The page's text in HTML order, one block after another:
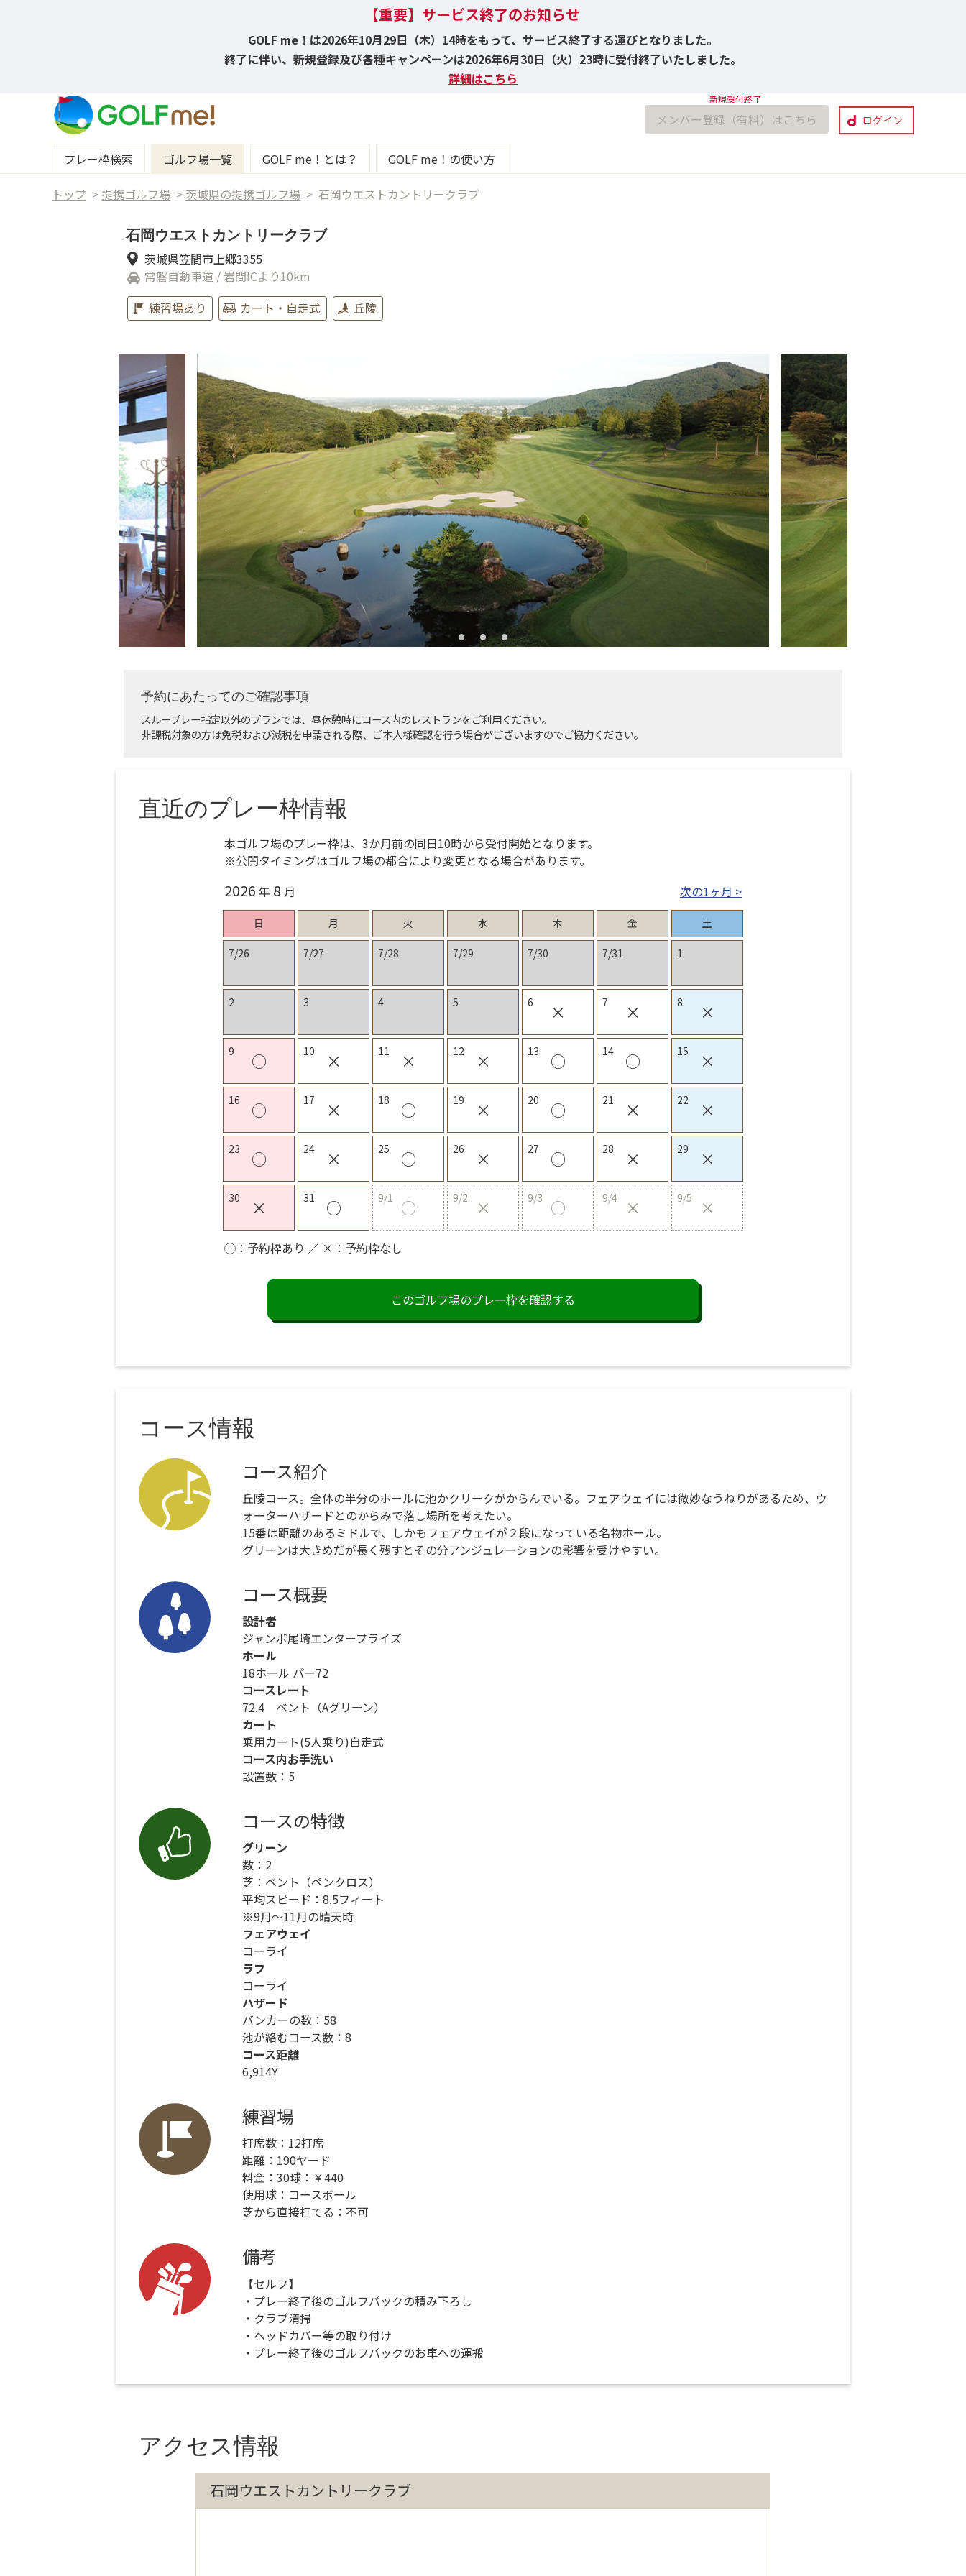
【重要】サービス終了のお知らせ
GOLF me！は2026年10月29日（木）14時をもって、サービス終了する運びとなりました。
終了に伴い、新規登録及び各種キャンペーンは2026年6月30日（火）23時に受付終了いたしました。
詳細はこちら
メンバー登録（有料）はこちら ログイン
プレー枠検索 ゴルフ場一覧 GOLF me！とは？ GOLF me！の使い方
トップ > 提携ゴルフ場 >茨城県の提携ゴルフ場 > 石岡ウエストカントリークラブ
石岡ウエストカントリークラブ
茨城県笠間市上郷3355
常磐自動車道 / 岩間ICより10km
練習場あり
カート・自走式 丘陵
予約にあたってのご確認事項
スループレー指定以外のプランでは、昼休憩時にコース内のレストランをご利用ください。
非課税対象の方は免税および減税を申請される際、ご本人様確認を行う場合がございますのでご協力ください。
直近のプレー枠情報
本ゴルフ場のプレー枠は、3か月前の同日10時から受付開始となります。
※公開タイミングはゴルフ場の都合により変更となる場合があります。
2026 年 8 月 次の1ヶ月 >
日 月 火 水 木 金 土
7/26 7/27 7/28 7/29 7/30 7/31 1
2 3 4 5 6 × 7 × 8 ×
9 ○ 10 × 11 × 12 × 13 ○ 14 ○ 15 ×
16 ○ 17 × 18 ○ 19 × 20 ○ 21 × 22 ×
23 ○ 24 × 25 ○ 26 × 27 ○ 28 × 29 ×
30 × 31 ○ 9/1 ○ 9/2 × 9/3 ○ 9/4 × 9/5 ×
◯：予約枠あり ／ ×：予約枠なし
このゴルフ場のプレー枠を確認する
コース情報
コース紹介
丘陵コース。全体の半分のホールに池かクリークがからんでいる。フェアウェイには微妙なうねりがあるため、ウ
ォーターハザードとのからみで落し場所を考えたい。
15番は距離のあるミドルで、しかもフェアウェイが２段になっている名物ホール。
グリーンは大きめだが長く残すとその分アンジュレーションの影響を受けやすい。
コース概要
設計者
ジャンボ尾崎エンタープライズ
ホール
18ホール パー72
コースレート
72.4 ベント（Aグリーン）
カート
乗用カート(5人乗り)自走式
コース内お手洗い
設置数：5
コースの特徴
グリーン
数：2
芝：ベント（ペンクロス）
平均スピード：8.5フィート
※9月～11月の晴天時
フェアウェイ
コーライ
ラフ
コーライ
ハザード
バンカーの数：58
池が絡むコース数：8
コース距離
6,914Y
練習場
打席数：12打席
距離：190ヤード
料金：30球：￥440
使用球：コースボール
芝から直接打てる：不可
備考
【セルフ】
・プレー終了後のゴルフバックの積み下ろし
・クラブ清掃
・ヘッドカバー等の取り付け
・プレー終了後のゴルフバックのお車への運搬
アクセス情報
石岡ウエストカントリークラブ